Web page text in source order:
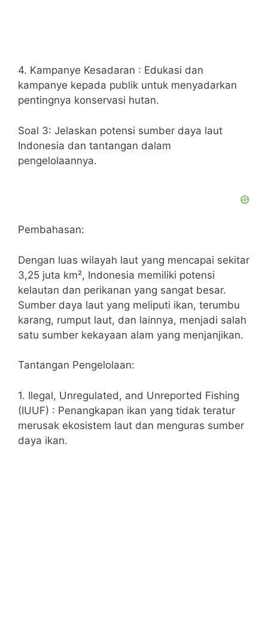
4. Kampanye Kesadaran : Edukasi dan
kampanye kepada publik untuk menyadarkan
pentingnya konservasi hutan.
Soal 3: Jelaskan potensi sumber daya laut
Indonesia dan tantangan dalam
pengelolaannya.
Pembahasan:
Dengan luas wilayah laut yang mencapai sekitar
3,25 juta km², Indonesia memiliki potensi
kelautan dan perikanan yang sangat besar.
Sumber daya laut yang meliputi ikan, terumbu
karang, rumput laut, dan lainnya, menjadi salah
satu sumber kekayaan alam yang menjanjikan.
Tantangan Pengelolaan:
1. Ilegal, Unregulated, and Unreported Fishing
(IUUF) : Penangkapan ikan yang tidak teratur
merusak ekosistem laut dan menguras sumber
daya ikan.